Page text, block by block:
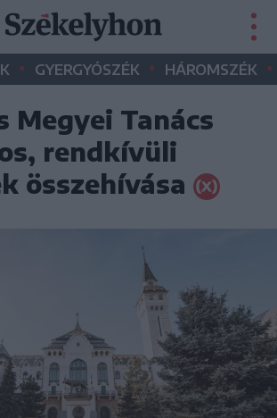
• GYERGYÓSZÉK • HÁROMSZÉK •
Megyei Tanács
rendkívüli
összehívása